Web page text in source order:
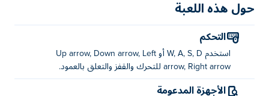
حول هذه اللعبة
التحكم
استخدم W, A, S, D أو Up arrow, Down arrow, Left
arrow, Right arrow للتحرك والقفز والتعلق بالعمود.
الأجهزة المدعومة